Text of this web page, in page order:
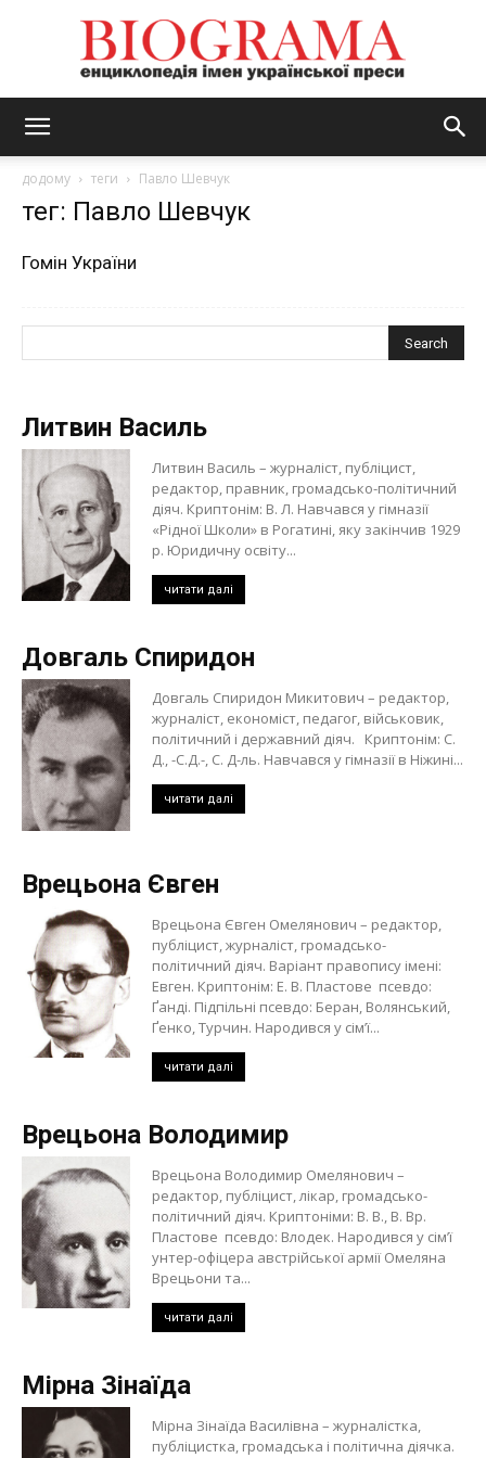
додому теги Павло Шевчук
тег: Павло Шевчук
Гомін України
Литвин Василь
Литвин Василь – журналіст, публіцист,
редактор, правник, громадсько-політичний
діяч. Криптонім: В. Л. Навчався у гімназії
«Рідної Школи» в Рогатині, яку закінчив 1929
р. Юридичну освіту...
читати далі
Довгаль Спиридон
Довгаль Спиридон Микитович – редактор,
журналіст, економіст, педагог, військовик,
політичний і державний діяч. Криптонім: С.
Д., -С.Д.-, С. Д-ль. Навчався у гімназії в Ніжині...
читати далі
Врецьона Євген
Врецьона Євген Омелянович – редактор,
публіцист, журналіст, громадсько-
політичний діяч. Варіант правопису імені:
Евген. Криптонім: Е. В. Пластове псевдо:
Ґанді. Підпільні псевдо: Беран, Волянський,
Ґенко, Турчин. Народився у сім’ї...
читати далі
Врецьона Володимир
Врецьона Володимир Омелянович –
редактор, публіцист, лікар, громадсько-
політичний діяч. Криптоніми: В. В., В. Вр.
Пластове псевдо: Влодек. Народився у сім’ї
унтер-офіцера австрійської армії Омеляна
Врецьони та...
читати далі
Мірна Зінаїда
Мірна Зінаїда Василівна – журналістка,
публіцистка, громадська і політична діячка.